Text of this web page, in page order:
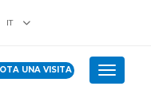
IT
UNA VISITA Toggle